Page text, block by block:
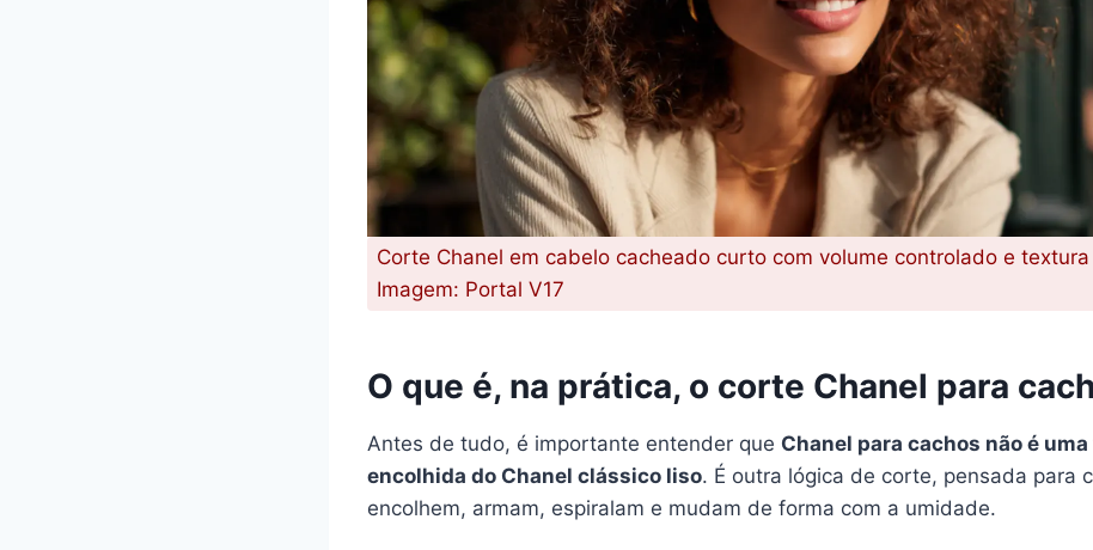
Corte Chanel em cabelo cacheado curto com volume controlado e textura
Imagem: Portal V17
O que é, na prática, o corte Chanel para
Antes de tudo, é importante entender que Chanel para cachos não é
encolhida do Chanel clássico liso. É outra lógica de corte, pensada para
encolhem, armam, espiralam e mudam de forma com a umidade.